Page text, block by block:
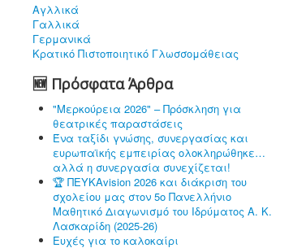
Αγλλικά
Γαλλικά
Γερμανικά
Κρατικό Πιστοποιητικό Γλωσσομάθειας
🆕 Πρόσφατα Άρθρα
"Μερκούρεια 2026" – Πρόσκληση για
θεατρικές παραστάσεις
Ένα ταξίδι γνώσης, συνεργασίας και
ευρωπαϊκής εμπειρίας ολοκληρώθηκε…
αλλά η συνεργασία συνεχίζεται!
🏆 ΠΕΥΚΑvision 2026 και διάκριση του
σχολείου μας στον 5ο Πανελλήνιο
Μαθητικό Διαγωνισμό του Ιδρύματος Α. Κ.
Λασκαρίδη (2025-26)
Ευχές για το καλοκαίρι